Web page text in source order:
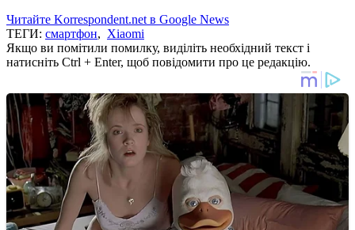
Читайте Korrespondent.net в Google News
ТЕГИ: смартфон, Xiaomi
Якщо ви помітили помилку, виділіть необхідний текст і
натисніть Ctrl + Enter, щоб повідомити про це редакцію.